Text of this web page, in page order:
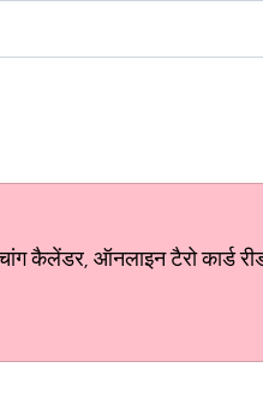
कैलेंडर, ऑनलाइन टैरो कार्ड